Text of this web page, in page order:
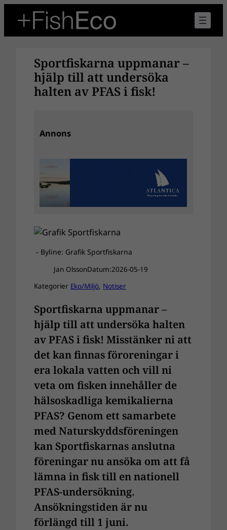
innehåll
Sportfiskarna uppmanar –
hjälp till att undersöka
halten av PFAS i fisk!
Annons
- Byline: Grafik Sportfiskarna
Jan OlssonDatum:2026-05-19
Kategorier Eko/Miljö, Notiser
Sportfiskarna uppmanar –
hjälp till att undersöka halten
av PFAS i fisk! Misstänker ni att
det kan finnas föroreningar i
era lokala vatten och vill ni
veta om fisken innehåller de
hälsoskadliga kemikalierna
PFAS? Genom ett samarbete
med Naturskyddsföreningen
kan Sportfiskarnas anslutna
föreningar nu ansöka om att få
lämna in fisk till en nationell
PFAS-undersökning.
Ansökningstiden är nu
förlängd till 1 juni.